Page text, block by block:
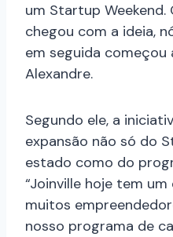
um Startup Weekend.
chegou com a ideia,
em seguida começou
Alexandre.
Segundo ele, a
expansão não só do
estado como do
“Joinville hoje tem
muitos
nosso programa de